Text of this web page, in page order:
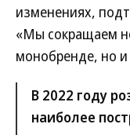
изменениях,
«Мы сокращаем
монобренде, но и
В 2022 году
наиболее